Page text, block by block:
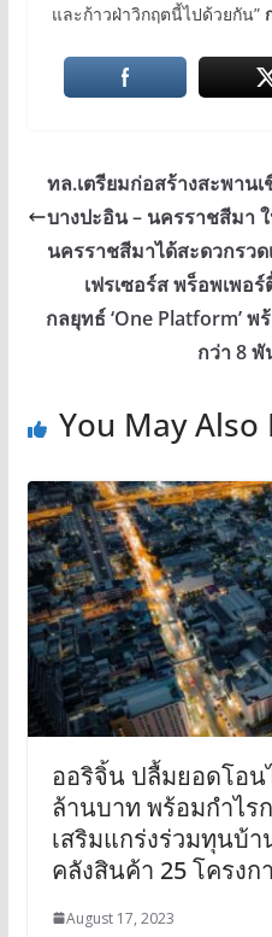
และก้าวฝ่าวิกฤตนี้ไปด้วยกัน”
ทล.เตรียมก่อสร้างสะพานเ
บางปะอิน – นครราชสีมา
นครราชสีมาได้สะดวกรว
เฟรเซอร์ส พร็อพเพอ
กลยุทธ์ ‘One Platform’
กว่า 8
You May Also
ออริจิ้น ปลื้มยอดโอน
ล้านบาท พร้อมกำไร
เสริมแกร่งร่วมทุนบ้
คลังสินค้า 25 โครงก
August 17, 2023